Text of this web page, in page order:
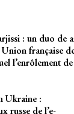
: un duo de
française
l’enrôlement de
Ukraine :
russe de l’e-